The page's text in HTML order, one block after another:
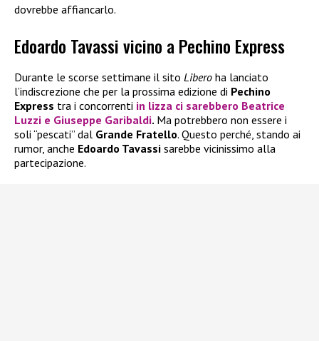
dovrebbe affiancarlo.
Edoardo Tavassi vicino a Pechino Express
Durante le scorse settimane il sito Libero ha lanciato
l’indiscrezione che per la prossima edizione di Pechino
Express tra i concorrenti in lizza ci sarebbero Beatrice
Luzzi e Giuseppe Garibaldi. Ma potrebbero non essere i
soli “pescati” dal Grande Fratello. Questo perché, stando ai
rumor, anche Edoardo Tavassi sarebbe vicinissimo alla
partecipazione.